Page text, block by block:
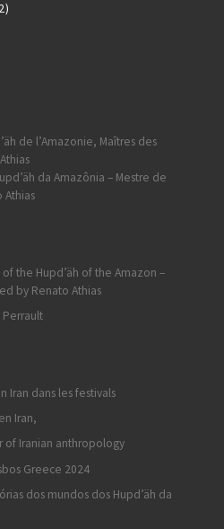
de l’Amazonie, Maîtres des
da Amazônia – Mestre de
Athias
the Hupd’äh of the Amazon –
by Renato Athias
Iran dans les festivals
Iran,
of Iranian anthropology
Greece 2024
dos mundos dos Hupd’äh da